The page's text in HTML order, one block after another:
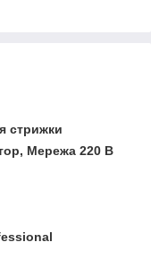
стрижки
Мережа 220 В